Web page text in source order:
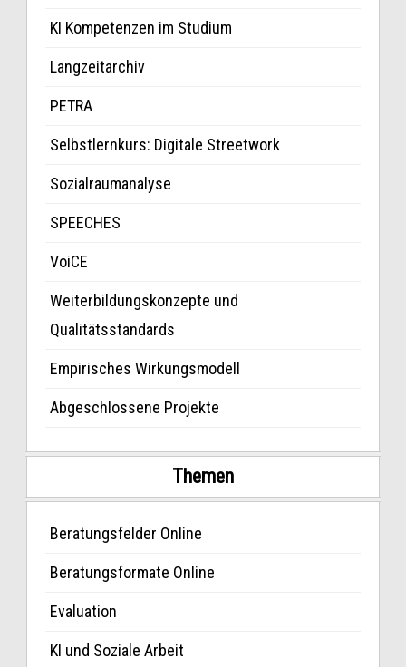
KI Kompetenzen im Studium
Langzeitarchiv
PETRA
Selbstlernkurs: Digitale Streetwork
Sozialraumanalyse
SPEECHES
VoiCE
Weiterbildungskonzepte und
Qualitätsstandards
Empirisches Wirkungsmodell
Abgeschlossene Projekte
Themen
Beratungsfelder Online
Beratungsformate Online
Evaluation
KI und Soziale Arbeit